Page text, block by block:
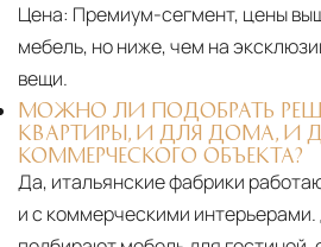
Цена: Премиум-сегмент, цены
мебель, но ниже, чем на
вещи.
МОЖНО ЛИ ПОДОБРАТЬ
КВАРТИРЫ, И ДЛЯ ДОМА, И
КОММЕРЧЕСКОГО ОБЪЕКТА?
Да, итальянские фабрики
и с коммерческими